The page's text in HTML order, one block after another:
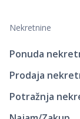
Nekretnine
Ponuda
Prodaja
Potražnja